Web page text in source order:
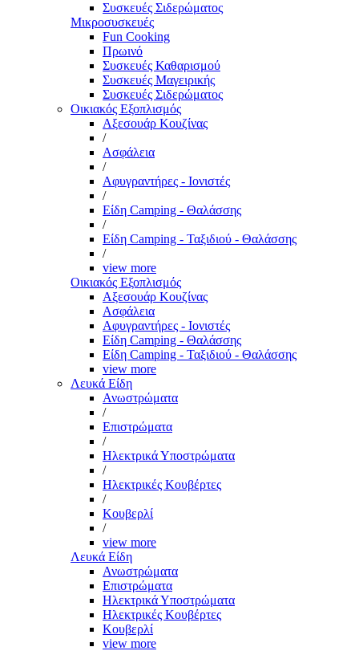
Συσκευές Σιδερώματος
Μικροσυσκευές
Fun Cooking
Πρωινό
Συσκευές Καθαρισμού
Συσκευές Μαγειρικής
Συσκευές Σιδερώματος
Οικιακός Εξοπλισμός
Αξεσουάρ Κουζίνας
/
Ασφάλεια
/
Αφυγραντήρες - Ιονιστές
/
Είδη Camping - Θαλάσσης
/
Είδη Camping - Ταξιδιού - Θαλάσσης
/
view more
Οικιακός Εξοπλισμός
Αξεσουάρ Κουζίνας
Ασφάλεια
Αφυγραντήρες - Ιονιστές
Είδη Camping - Θαλάσσης
Είδη Camping - Ταξιδιού - Θαλάσσης
view more
Λευκά Είδη
Ανωστρώματα
/
Επιστρώματα
/
Ηλεκτρικά Υποστρώματα
/
Ηλεκτρικές Κουβέρτες
/
Κουβερλί
/
view more
Λευκά Είδη
Ανωστρώματα
Επιστρώματα
Ηλεκτρικά Υποστρώματα
Ηλεκτρικές Κουβέρτες
Κουβερλί
view more